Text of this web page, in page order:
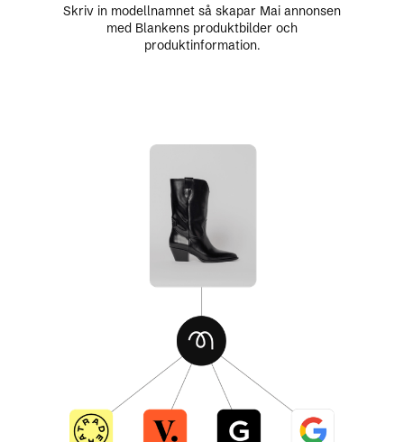
Skriv in modellnamnet så skapar Mai annonsen
med Blankens produktbilder och
produktinformation.